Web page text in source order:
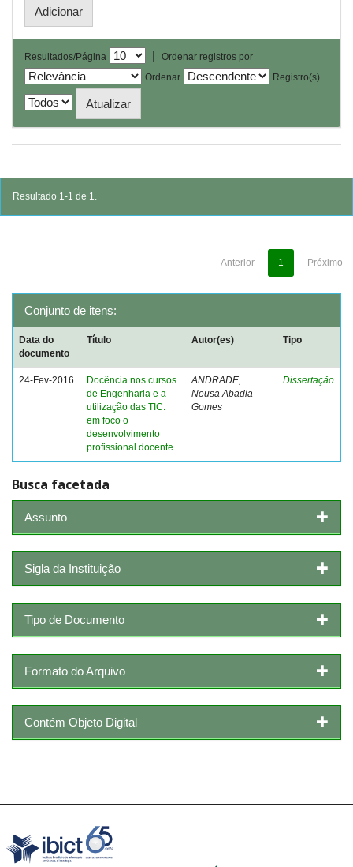
Resultados/Página |
Ordenar registros por
Ordenar
Registro(s)
Resultado 1-1 de 1.
Anterior 1 Próximo
Conjunto de itens:
Data do
documento
Título Autor(es) Tipo
24-Fev-2016
Docência nos cursos
de Engenharia e a
utilização das TIC:
em foco o
desenvolvimento
profissional docente
ANDRADE,
Neusa Abadia
Gomes
Dissertação
Busca facetada
Assunto
Sigla da Instituição
Tipo de Documento
Formato do Arquivo
Contém Objeto Digital